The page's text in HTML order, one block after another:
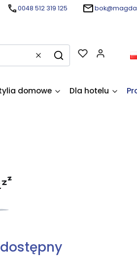
0048 512 319 125
WyczyśćSzukaj
domowe Dla hotelu